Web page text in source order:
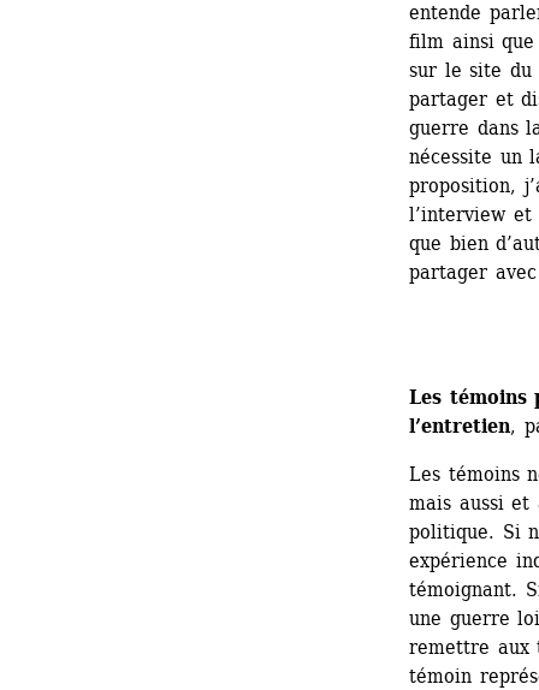
entende
film ainsi que
sur le site du
partager et
guerre dans
nécessite un
proposition,
l’interview et
que bien
partager
Les témoins
l’entretien,
Les témoins
mais aussi et
politique. Si
expérience
témoignant.
une guerre
remettre aux
témoin